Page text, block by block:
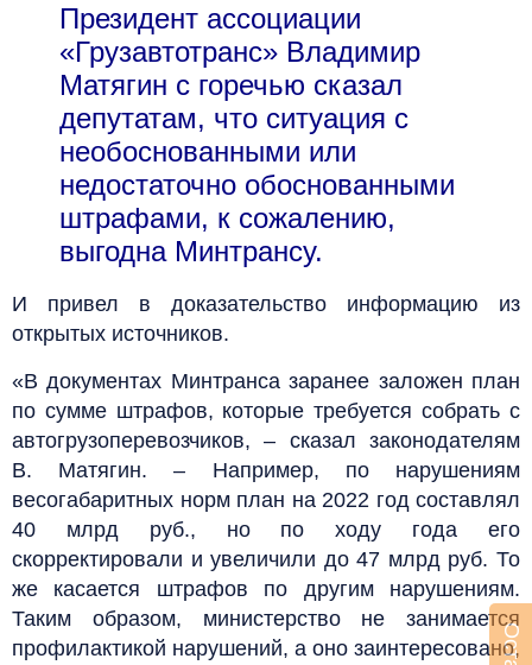
Президент ассоциации
«Грузавтотранс» Владимир
Матягин с горечью сказал
депутатам, что ситуация с
необоснованными или
недостаточно обоснованными
штрафами, к сожалению,
выгодна Минтрансу.
И привел в доказательство информацию из
открытых источников.
«В документах Минтранса заранее заложен план
по сумме штрафов, которые требуется собрать с
автогрузоперевозчиков, – сказал законодателям
В. Матягин. – Например, по нарушениям
весогабаритных норм план на 2022 год составлял
40 млрд руб., но по ходу года его
скорректировали и увеличили до 47 млрд руб. То
же касается штрафов по другим нарушениям.
Таким образом, министерство не занимается
профилактикой нарушений, а оно заинтересовано,